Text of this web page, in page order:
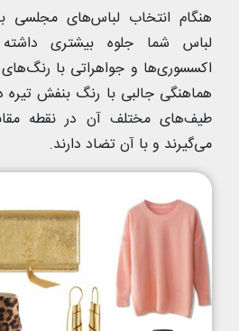
هنگام انتخاب لباس‌های مجلسی
لباس شما جلوه بیشتری
اکسسوری‌ها و جواهراتی با رنگ‌های
هماهنگی جالبی با رنگ بنفش تیره
طیف‌های مختلف آن در نقطه
می‌گیرند و با آن تضاد دارند.